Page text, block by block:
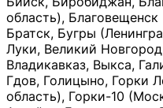
область),
Братск, Бугры
Луки, Великий
Владикавказ, Выкса,
Гдов, Голицыно, Горки
область), Горки-10